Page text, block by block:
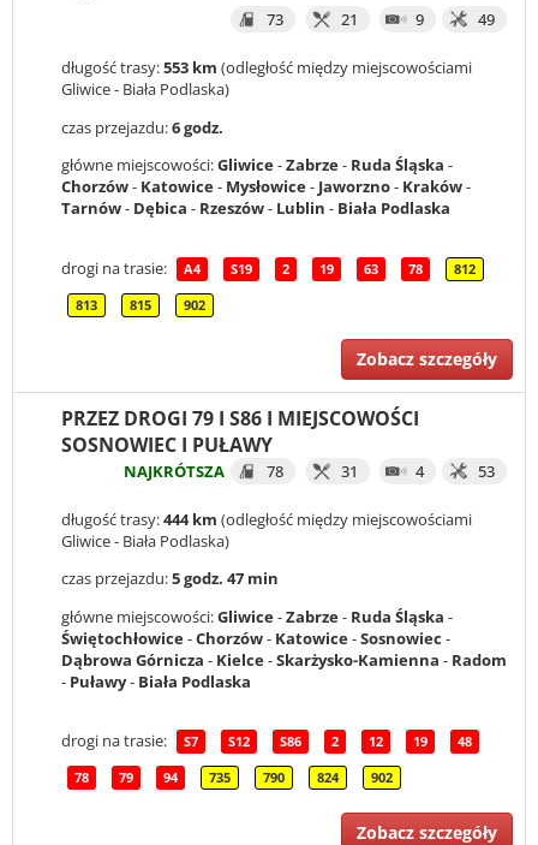
73
21 9 49
długość trasy:553 km (odległość między miejscowościami
Gliwice - Biała Podlaska)
czas przejazdu:6 godz.
główne miejscowości:Gliwice-Zabrze- Ruda Śląska -
Chorzów- Katowice- Mysłowice- Jaworzno- Kraków-
Tarnów- Dębica - Rzeszów- Lublin - Biała Podlaska
drogi na trasie: A4 S19 2 19 63 78 812
813 815 902
Zobacz szczegóły
PRZEZ DROGI 79 I S86 I MIEJSCOWOŚCI
SOSNOWIEC I PUŁAWY
NAJKRÓTSZA 78 31 4 53
długość trasy:444 km (odległość między miejscowościami
Gliwice - Biała Podlaska)
czas przejazdu:5 godz. 47 min
główne miejscowości:Gliwice-Zabrze- Ruda Śląska -
Świętochłowice-Chorzów- Katowice-Sosnowiec -
Dąbrowa Górnicza - Kielce-Skarżysko-Kamienna - Radom
- Puławy- Biała Podlaska
drogi na trasie: S7 S12 S86 2 12 19 48
78 79 94 735 790 824 902
Zobacz szczegóły